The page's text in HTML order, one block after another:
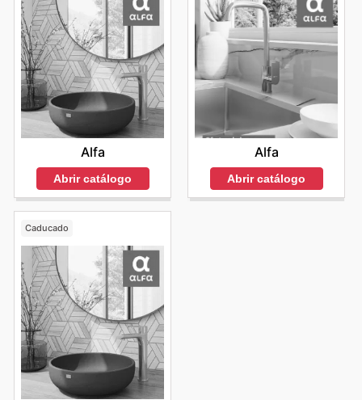
Alfa
Abrir catálogo
Alfa
Abrir catálogo
Caducado